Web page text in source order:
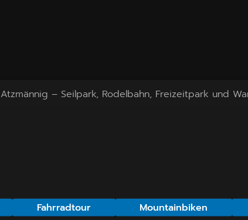
– Seilpark, Rodelbahn, Freizeitpark und
Fahrradtour Mountainbiken